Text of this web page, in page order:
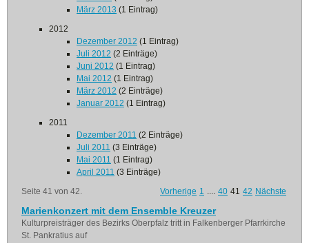
März 2013 (1 Eintrag)
2012
Dezember 2012 (1 Eintrag)
Juli 2012 (2 Einträge)
Juni 2012 (1 Eintrag)
Mai 2012 (1 Eintrag)
März 2012 (2 Einträge)
Januar 2012 (1 Eintrag)
2011
Dezember 2011 (2 Einträge)
Juli 2011 (3 Einträge)
Mai 2011 (1 Eintrag)
April 2011 (3 Einträge)
Seite 41 von 42.
Vorherige 1 .... 40 41 42 Nächste
Marienkonzert mit dem Ensemble Kreuzer
Kulturpreisträger des Bezirks Oberpfalz tritt in Falkenberger Pfarrkirche
St. Pankratius auf